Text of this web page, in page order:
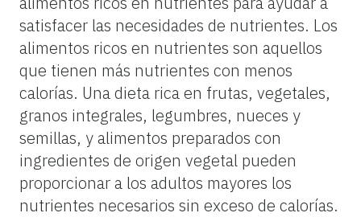
satisfacer las necesidades de nutrientes. Los
alimentos ricos en nutrientes son aquellos
que tienen más nutrientes con menos
calorías. Una dieta rica en frutas, vegetales,
granos integrales, legumbres, nueces y
semillas, y alimentos preparados con
ingredientes de origen vegetal pueden
proporcionar a los adultos mayores los
nutrientes necesarios sin exceso de calorías.